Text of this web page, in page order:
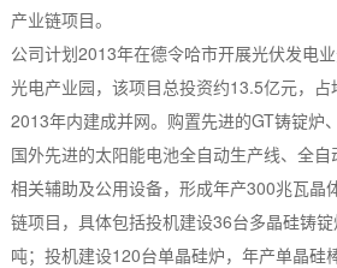
产业链项目。
公司计划2013年在德令哈市开展光伏发电
光电产业园，该项目总投资约13.5亿元，
2013年内建成并网。购置先进的GT铸锭炉
国外先进的太阳能电池全自动生产线、全
相关辅助及公用设备，形成年产300兆瓦晶
链项目，具体包括投机建设36台多晶硅铸
吨；投机建设120台单晶硅炉，年产单晶硅